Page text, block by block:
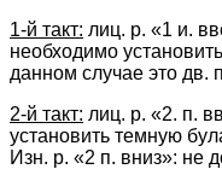
1-й такт: лиц. р. «1 и.
необходимо
данном случае это дв.
2-й такт: лиц. р. «2. п.
установить темную
Изн. р. «2 п. вниз»: не